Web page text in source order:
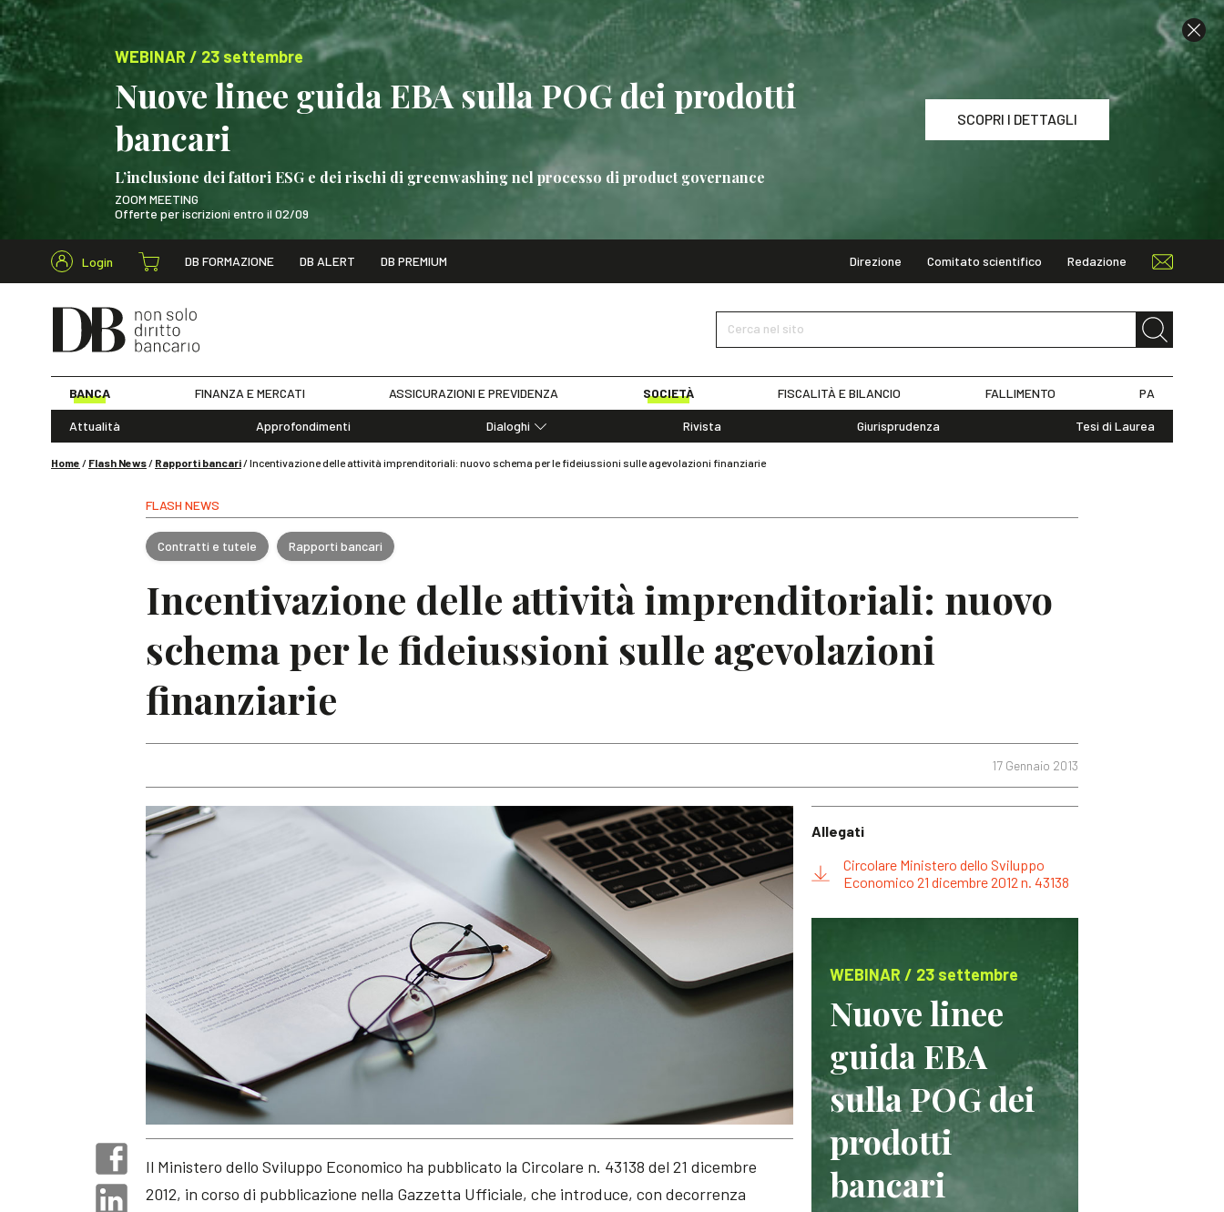
WEBINAR / 23 settembre
Nuove linee guida EBA sulla POG dei prodotti
bancari
L’inclusione dei fattori ESG e dei rischi di greenwashing nel processo di product governance
ZOOM MEETING
Offerte per iscrizioni entro il 02/09
SCOPRI I DETTAGLI
WEBINAR / 23 settembre Nuove linee guida EBA sulla POG dei prodotti bancari SCOPRI I DETTAGLI
Login DB FORMAZIONE DB ALERT DB PREMIUM Direzione Comitato scientifico Redazione
Cerca nel sito
Cerca nel sito
BANCA FINANZA E MERCATI ASSICURAZIONI E PREVIDENZA SOCIETÀ FISCALITÀ E BILANCIO FALLIMENTO PA
Attualità Approfondimenti
Dialoghi
Rivista Giurisprudenza Tesi di Laurea
Home / Flash News/ Rapporti bancari/Incentivazione delle attività imprenditoriali: nuovo schema per le fideiussioni sulle agevolazioni finanziarie
FLASH NEWS
Contratti e tutele Rapporti bancari
Incentivazione delle attività imprenditoriali: nuovo
schema per le fideiussioni sulle agevolazioni
finanziarie
17 Gennaio 2013
Il Ministero dello Sviluppo Economico ha pubblicato la Circolare n. 43138 del 21 dicembre
2012, in corso di pubblicazione nella Gazzetta Ufficiale, che introduce, con decorrenza
Allegati
Circolare Ministero dello Sviluppo
Economico 21 dicembre 2012 n. 43138
WEBINAR / 23 settembre
Nuove linee
guida EBA
sulla POG dei
prodotti
bancari